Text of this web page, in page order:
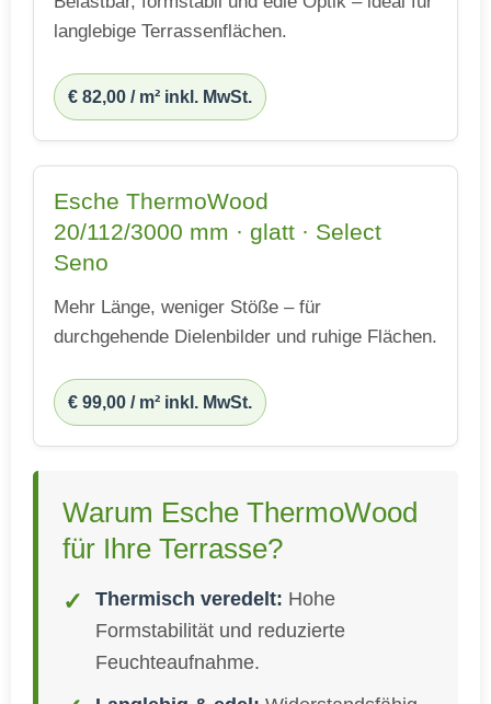
langlebige Terrassenflächen.
€ 82,00 / m² inkl. MwSt.
Esche ThermoWood
20/112/3000 mm · glatt · Select
Seno
Mehr Länge, weniger Stöße – für
durchgehende Dielenbilder und ruhige Flächen.
€ 99,00 / m² inkl. MwSt.
Warum Esche ThermoWood
für Ihre Terrasse?
Thermisch veredelt: Hohe
Formstabilität und reduzierte
Feuchteaufnahme.